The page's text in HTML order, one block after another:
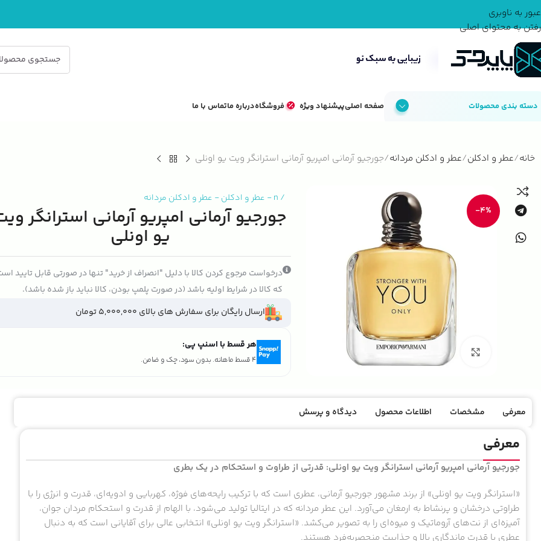
عبور به ناوبری
رفتن به محتوای اصلی
دسته بندی محصولات صفحه اصلیپیشنهاد ویژه فروشگاهدرباره ماتماس با ما
خانه عطر و ادکلن عطر و ادکلن مردانه جورجیو آرمانی امپریو آرمانی استرانگر ویت یو اونلی
-4%
بزرگنمایی تصویر
/
n
- عطر و ادکلن- عطر و ادکلن مردانه
جورجیو آرمانی امپریو آرمانی استرانگر
یو اونلی
درخواست مرجوع کردن کالا با دلیل "انصراف از خرید" تنها در صورتی قابل تایید
که کالا در شرایط اولیه باشد (در صورت پلمپ بودن، کالا نباید باز شده باشد).
ارسال رایگان برای سفارش های بالای 5,000,000 تومان
هر قسط با اسنپ پی:
4 قسط ماهانه. بدون سود، چک و ضامن.
معرفی مشخصات اطلاعات محصول دیدگاه و پرسش
معرفی
جورجیو آرمانی امپریو آرمانی استرانگر ویت یو اونلی: قدرتی از طراوت و استحکام در یک بطری
«استرانگر ویت یو اونلی» از برند مشهور جورجیو آرمانی، عطری است که با ترکیب رایحه‌های فوژه، کهربایی و ادویه‌ای، قدرت و انرژی را با
طراوتی درخشان و پرنشاط به ارمغان می‌آورد. این عطر مردانه که در ایتالیا تولید می‌شود، با الهام از قدرت و استحکام مردان جوان،
آمیزه‌ای از نت‌های آروماتیک و میوه‌ای را به تصویر می‌کشد. «استرانگر ویت یو اونلی» انتخابی عالی برای آقایانی است که به دنبال
عطری با قدرت ماندگاری بالا و جذابیت منحصربه‌فرد هستند.